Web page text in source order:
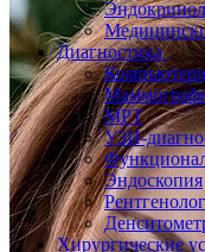
Диагностика
МРТ
УЗИ-
Эндоскопия
Хирургические